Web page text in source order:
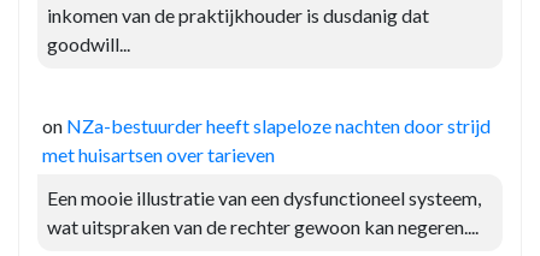
inkomen van de praktijkhouder is dusdanig dat
goodwill...
on NZa-bestuurder heeft slapeloze nachten door strijd
met huisartsen over tarieven
Een mooie illustratie van een dysfunctioneel systeem,
wat uitspraken van de rechter gewoon kan negeren....